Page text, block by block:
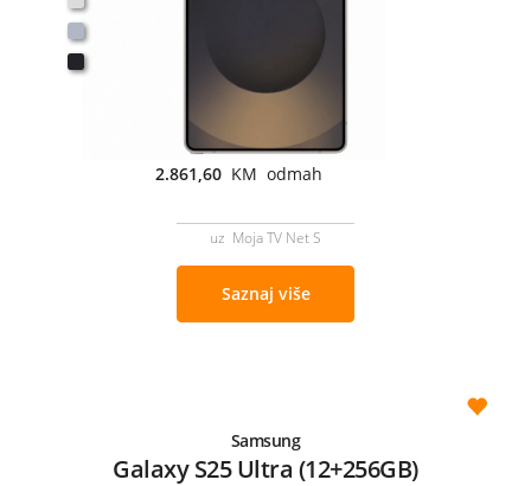
2.861,60 KM odmah
uz Moja TV Net S
Saznaj više
Samsung
Galaxy S25 Ultra (12+256GB)